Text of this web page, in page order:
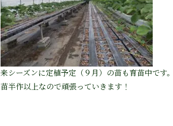
来シーズンに定植予定（９月）の苗も育苗中です。
苗半作以上なので頑張っていきます！